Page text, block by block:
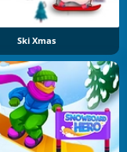
Ski Xmas